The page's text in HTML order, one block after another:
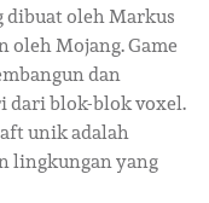
dibuat oleh Markus
oleh Mojang. Game
dan
dari blok-blok voxel.
unik adalah
lingkungan yang